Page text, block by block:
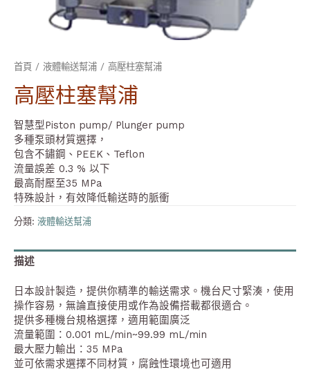
首頁 / 液體輸送幫浦 / 高壓柱塞幫浦
高壓柱塞幫浦
智慧型Piston pump/ Plunger pump
多種泵頭材質選擇，
包含不鏽鋼、PEEK、Teflon
流量誤差 0.3 % 以下
最高耐壓至35 MPa
特殊設計，有效降低輸送時的脈衝
分類: 液體輸送幫浦
描述
日本設計製造，提供你精準的輸送需求。機台尺寸緊湊，使用
操作容易，無論直接使用或作為設備搭載都很適合。
提供多種機台規格選擇，適用範圍廣泛
流量範圍：0.001 mL/min~99.99 mL/min
最大壓力輸出：35 MPa
並可依需求選擇不同材質，腐蝕性環境也可適用